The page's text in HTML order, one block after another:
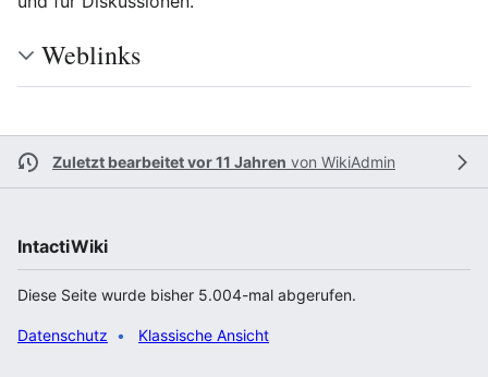
Weblinks
Zuletzt bearbeitet vor 11 Jahren von WikiAdmin
IntactiWiki
Diese Seite wurde bisher 5.004-mal abgerufen.
Datenschutz Klassische Ansicht